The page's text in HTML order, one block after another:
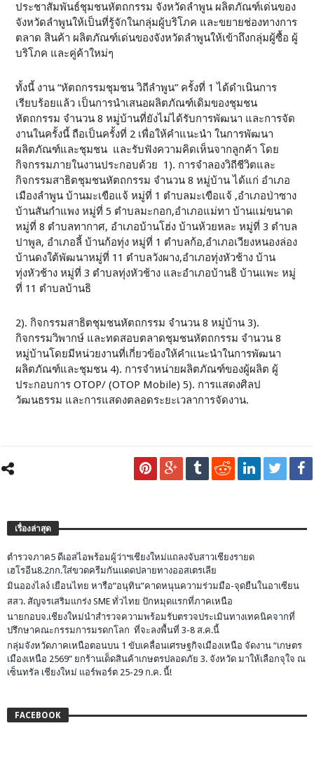
ประชาสัมพันธ์ชุมชนหัตถกรรม จังหวัดลำพูน ผลิตภัณฑ์เด่นของ
จังหวัดลำพูนให้เป็นที่รู้จักในกลุ่มผู้บริโภค และขยายช่องทางการ
ตลาด สินค้า ผลิตภัณฑ์เด่นของจังหวัดลำพูนให้เข้าถึงกลุ่มผู้ซื้อ ผู้
บริโภค และคู่ค้าใหม่ๆ
ทั้งนี้ งาน “หัตถกรรมชุมชน วิถีลำพูน” ครั้งที่ 1 ได้ดำเนินการ
เรียบร้อยแล้ว เป็นการนำเสนอผลิตภัณฑ์เดิมของชุมชน
หัตถกรรม จำนวน 8 หมู่บ้านที่ยังไม่ได้รับการพัฒนา และการจัด
งานในครั้งนี้ ถือเป็นครั้งที่ 2 เพื่อให้คำแนะนำ ในการพัฒนา
ผลิตภัณฑ์และชุมชน และรับฟังความคิดเห็นจากลูกค้า โดย
กิจกรรมภายในงานประกอบด้วย 1). การจำลองวิถีชีวิตและ
กิจกรรมสาธิตชุมชนหัตถกรรม จำนวน 8 หมู่บ้าน ได้แก่ อำเภอ
เมืองลำพูน บ้านมะเขือแจ้ หมู่ที่ 1 ตำบลมะเขือแจ้ ,อำเภอป่าซาง
บ้านสันกำแพง หมู่ที่ 5 ตำบลมะกอก,อำเภอแม่ทา บ้านแม่ขนาด
หมู่ที่ 8 ตำบลทากาศ, อำเภอบ้านโฮ่ง บ้านห้วยหละ หมู่ที่ 3 ตำบล
ปาพูล, อำเภอลี้ บ้านก้อทุ่ง หมู่ที่ 1 ตำบลก้อ,อำเภอเวียงหนองล่อง
บ้านดงใต้พัฒนาหมู่ที่ 11 ตำบลวังผาง,อำเภอทุ่งหัวช้าง บ้าน
ทุ่งหัวช้าง หมู่ที่ 3 ตำบลทุ่งหัวช้าง และอำเภอบ้านธิ บ้านแพะ หมู่
ที่ 11 ตำบลบ้านธิ
2). กิจกรรมสาธิตชุมชนหัตถกรรม จำนวน 8 หมู่บ้าน 3).
กิจกรรมวิพากษ์ และทดสอบตลาดชุมชนหัตถกรรม จำนวน 8
หมู่บ้านโดยมีหน่วยงานที่เกี่ยวข้องให้คำแนะนำในการพัฒนา
ผลิตภัณฑ์และชุมชน 4). การจำหน่ายผลิตภัณฑ์ของผู้ผลิต ผู้
ประกอบการ OTOP/ (OTOP Mobile) 5). การแสดงศิลป
วัฒนธรรม และการแสดงตลอดระยะเวลาการจัดงาน.
เรื่องล่าสุด
ตำรวจภาค5 ดีเอสไอพร้อมผู้ว่าฯเชียงใหม่แถลงจับสาวเชียงรายด
เฮโรอีน8.2กก.ใส่ขวดครีมกันแดดปลายทางออสเตรเลีย
มินอองไลง์ เยือนไทย หารือ”อนุทิน”คาดหนุนความร่วมมือ-จุดยืนในอาเซียน
สสว. สัญจรเสริมแกร่ง SME ทั่วไทย ปักหมุดแรกที่ภาคเหนือ
นายกอบจ.เชียงใหม่นำสำรวจความพร้อมรับตรวจประเมินทางเทคนิคจากที่
ปรึกษาคณะกรรมการมรดกโลก ที่จะลงพื้นที่ 3-8 ส.ค.นี้
กลุ่มจังหวัดภาคเหนือตอนบน 1 ขับเคลื่อนเศรษฐกิจเมืองเหนือ จัดงาน “เกษตร
เมืองเหนือ 2569” ยกร้านเด็ดสินค้าเกษตรปลอดภัย 3. จังหวัด มาให้เลือกจุใจ ณ
เซ็นทรัล เชียงใหม่ แอร์พอร์ต 25-29 ก.ค. นี้!
FACEBOOK